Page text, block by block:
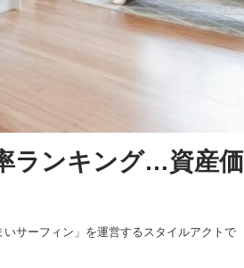
ランキング…資産価
サーフィン」を運営するスタイルアクトで